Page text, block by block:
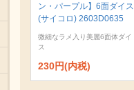
ン・パープル】6面ダイス
(サイコロ) 2603D0635
微細なラメ入り美麗6面体ダイ
ス
230円(内税)